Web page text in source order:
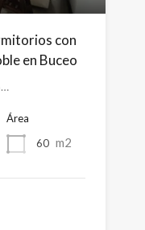
con
en Buceo
Área
60 m2